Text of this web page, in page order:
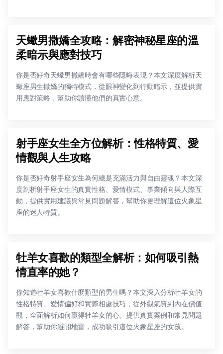
天蠍男撒嬌全攻略：解密神秘星座的溫
柔暗示與應對技巧
你是否好奇天蠍男撒嬌時會有哪些隱晦表現？本文深度解析天
蠍座男生撒嬌的獨特模式，從眼神變化到行動暗示，並提供實
用應對策略，幫助你讀懂他們的真實心意。
射手座女生全方位解析：性格特質、愛
情觀與人生攻略
你是否好奇射手座女生為何總是充滿活力與自由靈魂？本文深
度剖析射手座女生的真實性格、愛情模式、事業傾向與人際互
動，提供實用建議與常見問題解答，幫助你更理解這位火象星
座的迷人特質。
牡羊女喜歡的類型全解析：如何吸引熱
情直率的她？
你知道牡羊女喜歡什麼類型的男生嗎？本文深入分析牡羊女的
性格特質、愛情偏好和實際相處技巧，從外觀氣質到內在價值
觀，全面解析如何贏得牡羊女的心。提供真實案例和常見問題
解答，幫助你避開地雷，成功吸引這位火象星座的女孩。